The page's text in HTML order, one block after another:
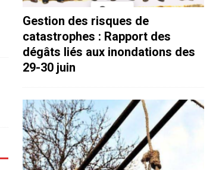
Gestion des risques de
catastrophes : Rapport des
dégâts liés aux inondations des
29-30 juin